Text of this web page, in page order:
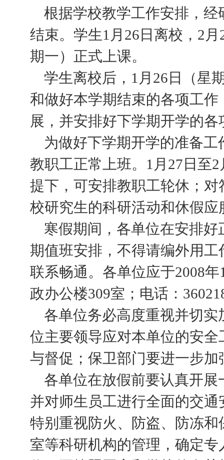
根据学校教学工作安排，经
结束。学生1 月 26 日 离校， 2 月
期一）正式上课。
学生离校后， 1 月 26 日
（星
和做好本学期结束的各项工
展，并安排好下学期开学的各
为做好下学期开学的准备
教职工正常上班。 1 月 27 日 至2
提下，可安排教职工轮休；
校研究生的科研活动和休假
寒假期间，各单位在安排
期值班安排，不得请编外用
联系畅通。各单位应于2008年
政办公楼309室；电话：
各单位务必高度重视并切
位主要领导应对本单位的安
与督促；保卫部门要进一步
各单位在放假前要认真开
并对师生员工进行全面的交
特别重视防火、防盗、防冻
室等科研机构的管理，确定